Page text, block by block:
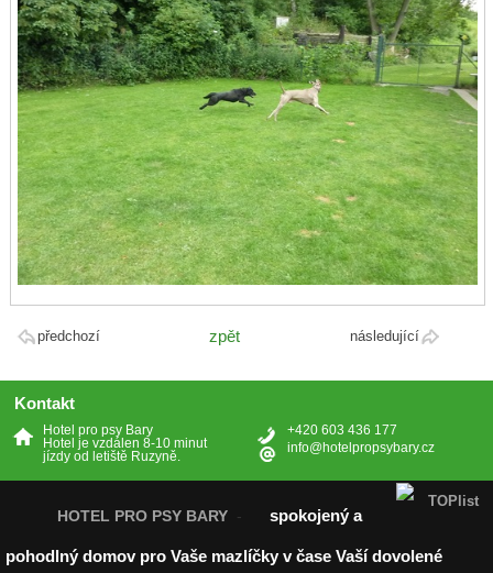
předchozí následující
zpět
Kontakt
Hotel pro psy Bary
Hotel je vzdálen 8-10 minut
jízdy od letiště Ruzyně.
+420 603 436 177
info@hotelpropsybary.cz
HOTEL PRO PSY BARY - spokojený a
pohodlný domov pro Vaše mazlíčky v čase Vaší dovolené